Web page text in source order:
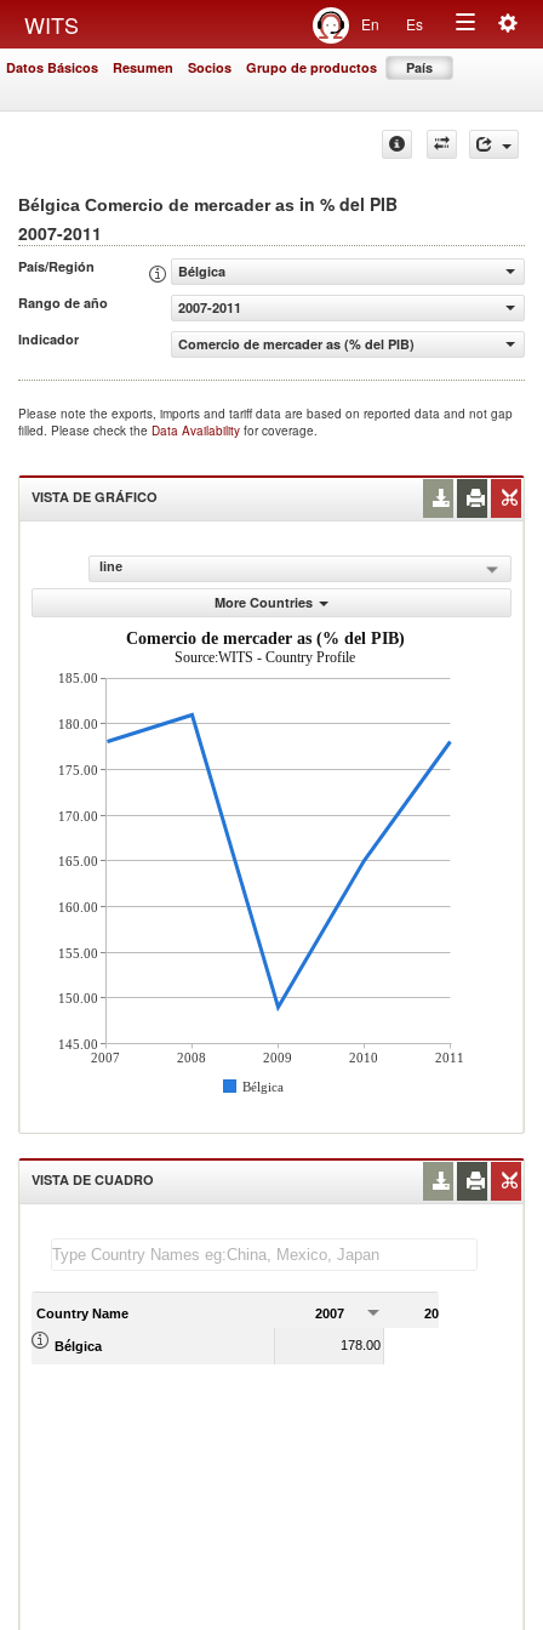
WITS En Es
Toggle
Datos Básicos Resumen Socios Grupo de productos País
Bélgica Comercio de mercader as in % del PIB
2007-2011
País/Región
Bélgica
Rango de año
2007-2011
Indicador
Comercio de mercader as (% del PIB)
Please note the exports, imports and tariff data are based on reported data and not gap
filled. Please check the Data Availability for coverage.
VISTA DE GRÁFICO
line
More Countries
Comercio de mercader as (% del PIB)
Source:WITS - Country Profile
2007 2008 2009 2010
2011
Bélgica
185.00
180.00
175.00
170.00
165.00
160.00
155.00
150.00
145.00
VISTA DE CUADRO
Country Name 2007 2008
Bélgica 178.00